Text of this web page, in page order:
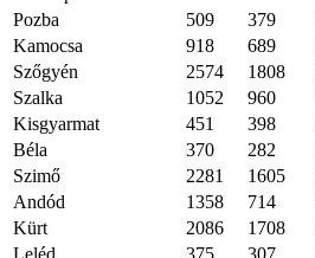
Pozba
509 379
Kamocsa
918 689
Szőgyén
2574 1808
Szalka
1052 960
Kisgyarmat
451 398
Béla
370 282
Szimő
2281 1605
Andód
1358 714
Kürt
2086 1708
Leléd
375 307